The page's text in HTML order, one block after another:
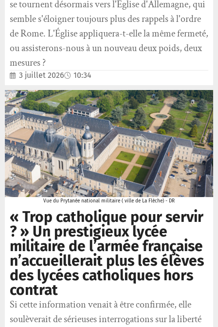
se tournent désormais vers l'Église d'Allemagne, qui
semble s'éloigner toujours plus des rappels à l'ordre
de Rome. L'Église appliquera-t-elle la même fermeté,
ou assisterons-nous à un nouveau deux poids, deux
mesures ?
3 juillet 2026 10:34
Vue du Prytanée national militaire ( ville de La Flèche) - DR
« Trop catholique pour servir
? » Un prestigieux lycée
militaire de l’armée française
n’accueillerait plus les élèves
des lycées catholiques hors
contrat
Si cette information venait à être confirmée, elle
soulèverait de sérieuses interrogations sur la liberté